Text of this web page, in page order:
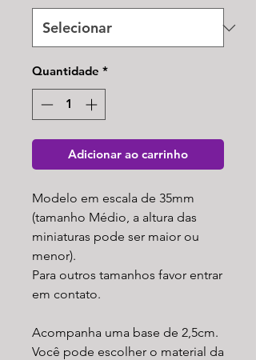
Quantidade *
Adicionar ao carrinho
Modelo em escala de 35mm
(tamanho Médio, a altura das
miniaturas pode ser maior ou
menor).
Para outros tamanhos favor entrar
em contato.
Acompanha uma base de 2,5cm.
Você pode escolher o material da